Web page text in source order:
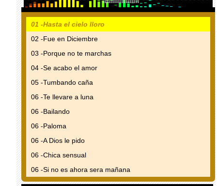
01 -Hasta el cielo lloro
02 -Fue en Diciembre
03 -Porque no te marchas
04 -Se acabo el amor
05 -Tumbando caña
06 -Te llevare a luna
06 -Bailando
06 -Paloma
06 -A Dios le pido
06 -Chica sensual
06 -Si no es ahora sera mañana